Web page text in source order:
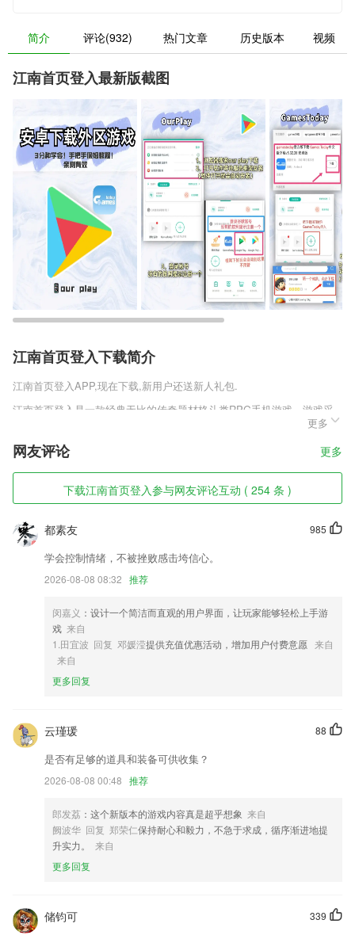
简介 评论(932) 热门文章 历史版本 视频
江南首页登入最新版截图
江南首页登入下载简介
江南首页登入APP,现在下载,新用户还送新人礼包.
江南首页登入是一款经典无比的传奇题材格斗类RPG手机游戏，游戏采
有了复古的画面设计，让玩家可以在这款手游中重新体验经典传奇的热血
和青春。沿用了玛法传奇的故事线，让玩家在游戏中续写属于自己的故
事，同时游戏升级了游戏人物的建模，让人物的选项更加饱满!
江南首页登入软件特色
1,智慧树不断探索更好、更有效的学习方式，帮助你随时随地轻松完成在
线修读、作业、考试。
2,每天都会有大量的新订单分配，司机可以根据自己的位置进行订单选
3,课件,技术相关的优秀的视频和文件会公布于此,可以免费的学习提升自
4,还可以对手机里的相册进行储存和备份，永久不会丢失
5,点击录音功能，即可为您录制声音，我们为您做到尽可能接近原声质
量，让您的声音免费保存，免费变声使用！
6,所有工作信息详细记录，查询方便，还能减少工作失误
1.233网校拥有丰富而全面的考试资源，APP涵盖建筑类、财会类、职业
资格类、学历类、外语类、公务员、IT认证、医药、外贸等共40多种主流
考试内容，每天都有实时的考试资讯为你呈现。
3.·同名动画片在央视少儿频道播出，爱奇艺等网络点击量超过5亿次
4.名师归纳教师招聘与教师资格证常见主观题考点，支持语音交互背诵，
备考更高效。
6.丰富的图文教程，让你更快速的学会如何下围棋。
更多
网友评论 更多
下载江南首页登入参与网友评论互动 ( 254 条 )
985
都素友
学会控制情绪，不被挫败感击垮信心。
2026-08-08 08:32 推荐
闵嘉义 ：设计一个简洁而直观的用户界面，让玩家能够轻松上手游
戏 来自
1.田宜波 回复 邓媛滢提供充值优惠活动，增加用户付费意愿 来自
来自
更多回复
88
云瑾瑗
是否有足够的道具和装备可供收集？
2026-08-08 00:48 推荐
郎发荔 ：这个新版本的游戏内容真是超乎想象 来自
阙波华 回复 郑荣仁保持耐心和毅力，不急于求成，循序渐进地提
升实力。
来自
更多回复
339
储钧可